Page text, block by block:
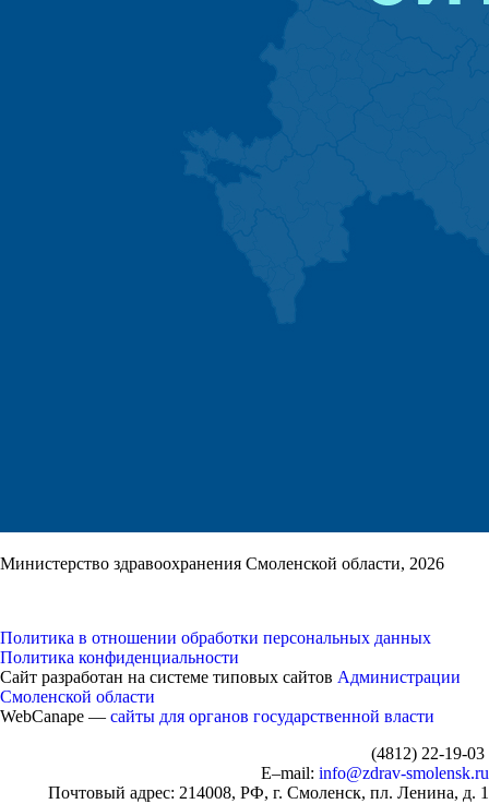
Министерство здравоохранения Смоленской области, 2026
Политика в отношении обработки персональных данных
Политика конфиденциальности
Сайт разработан на системе типовых сайтов Администрации
Смоленской области
WebCanape — сайты для органов государственной власти
(4812) 22-19-03
E–mail: info@zdrav-smolensk.ru
Почтовый адрес: 214008, РФ, г. Смоленск, пл. Ленина, д. 1